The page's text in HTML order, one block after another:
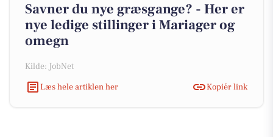
Savner du nye græsgange? - Her er
nye ledige stillinger i Mariager og
omegn
Kilde: JobNet
Læs hele artiklen her
Kopiér link